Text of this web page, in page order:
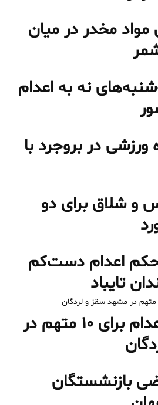
مخدر در میان
نه به اعدام
در بروجرد با
شلاق برای دو
حکم اعدام دست‌کم
تایباد
نگرانی از خطر اعدام برای ۱۰ متهم در
بازنشستگان